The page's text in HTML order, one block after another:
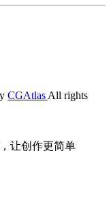
CGAtlas All rights
让创作更简单